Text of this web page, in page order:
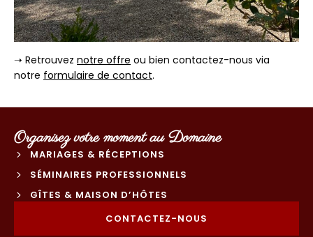
➝ Retrouvez notre offre ou bien contactez-nous via
notre formulaire de contact.
Organisez votre moment au Domaine
MARIAGES & RÉCEPTIONS
SÉMINAIRES PROFESSIONNELS
GÎTES & MAISON D’HÔTES
CONTACTEZ-NOUS